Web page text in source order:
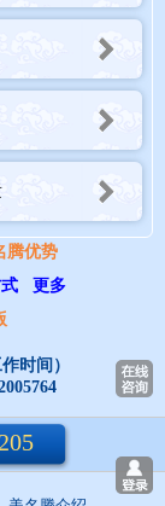
选用带有 “女”
德和容貌的字，如
约；“静美”，展
质。像
品味。比如 “诗
示女孩有韵味、
腾优势
更多
时间）